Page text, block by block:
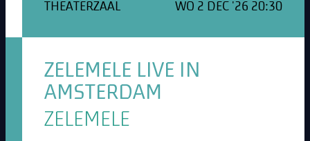
THEATERZAAL WO 2 DEC '26 20:30
ZELEMELE LIVE IN
AMSTERDAM
ZELEMELE